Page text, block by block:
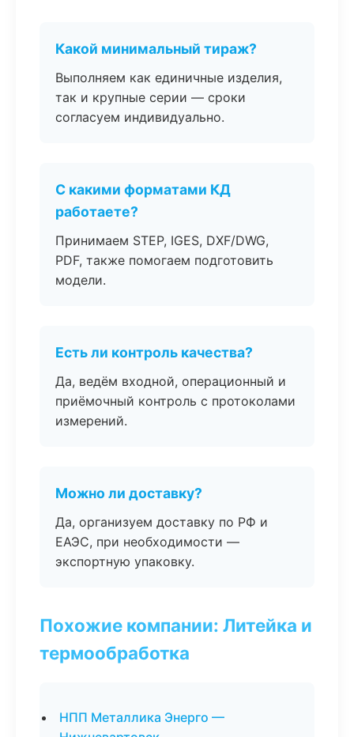
Какой минимальный тираж?
Выполняем как единичные изделия,
так и крупные серии — сроки
согласуем индивидуально.
С какими форматами КД
работаете?
Принимаем STEP, IGES, DXF/DWG,
PDF, также помогаем подготовить
модели.
Есть ли контроль качества?
Да, ведём входной, операционный и
приёмочный контроль с протоколами
измерений.
Можно ли доставку?
Да, организуем доставку по РФ и
ЕАЭС, при необходимости —
экспортную упаковку.
Похожие компании: Литейка и
термообработка
НПП Металлика Энерго —